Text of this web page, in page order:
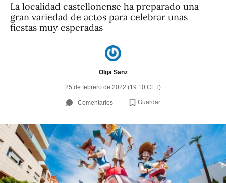
La localidad castellonense ha preparado una
gran variedad de actos para celebrar unas
fiestas muy esperadas
Olga Sanz
25 de febrero de 2022 (19:10 CET)
Comentarios Guardar